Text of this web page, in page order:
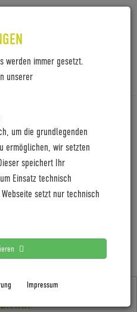
werden immer gesetzt.
unserer
um die grundlegenden
ermöglichen, wir setzten
speichert Ihr
Einsatz technisch
setzt nur technisch
Impressum
7481
7481
7481